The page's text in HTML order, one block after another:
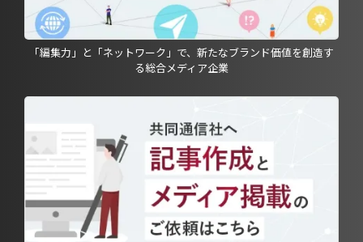
「編集力」と「ネットワーク」で、新たなブランド価値を創造す
る総合メディア企業